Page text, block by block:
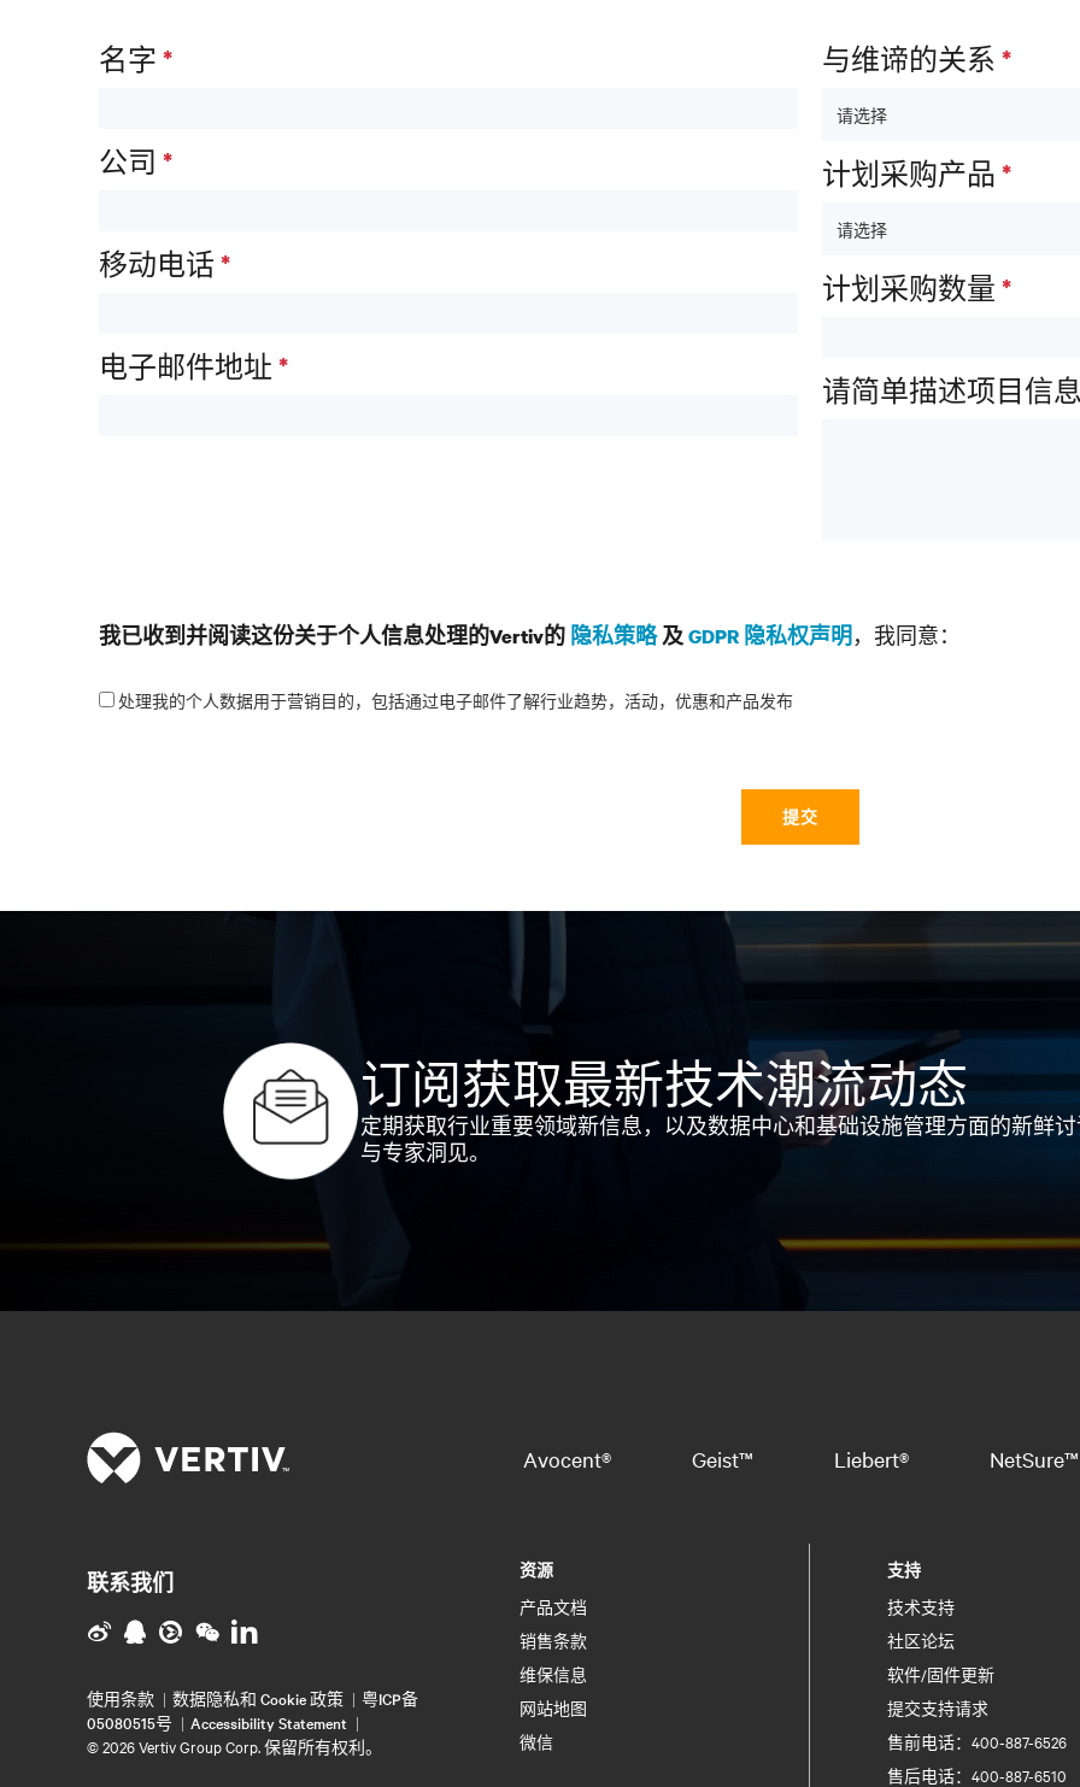
名字 *
公司 *
移动电话 *
电子邮件地址 *
与维谛的关系 *
计划采购产品 *
计划采购数量 *
请简单描述项目信
我已收到并阅读这份关于个人信息处理的Vertiv的 隐私策略及GDPR 隐私权声明 ，我同意：
处理我的个人数据用于营销目的，包括通过电子邮件了解行业趋势，活动，优惠和产品发布
提交
订阅获取最新技术潮流动态
定期获取行业重要领域新信息，以及数据中心和基础设施管理方面的新鲜
与专家洞见。
Avocent® Geist™ Liebert® NetSure™
资源
产品文档
销售条款
维保信息
网站地图
微信
支持
技术支持
社区论坛
软件/固件更新
提交支持请求
售前电话：400-887-6526
售后电话：400-887-6510
联系我们
使用条款 数据隐私和 Cookie 政策
粤ICP备
05080515号
Accessibility Statement
©2026 Vertiv Group Corp. 保留所有权利。